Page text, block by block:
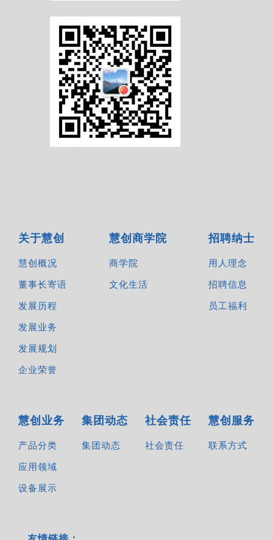
关于慧创
慧创概况
董事长寄语
发展历程
发展业务
发展规划
企业荣誉
慧创商学院
商学院
文化生活
招聘纳士
用人理念
招聘信息
员工福利
慧创业务
产品分类
应用领域
设备展示
集团动态
集团动态
社会责任
社会责任
慧创服务
联系方式